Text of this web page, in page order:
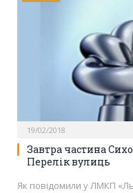
19/02/2018
Завтра частина
Перелік вулиць
Як повідомили у ЛМКП